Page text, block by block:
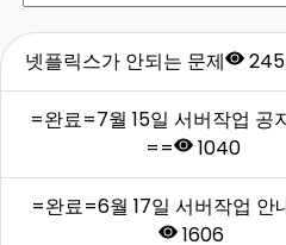
넷플릭스가 안되는 문제 245
=완료=7월 15일 서버작업 공
==
1040
=완료=6월 17일 서버작업 안
1606